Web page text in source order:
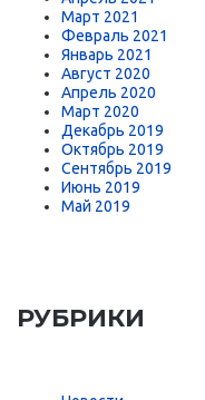
Март 2021
Февраль 2021
Январь 2021
Август 2020
Апрель 2020
Март 2020
Декабрь 2019
Октябрь 2019
Сентябрь 2019
Июнь 2019
Май 2019
РУБРИКИ